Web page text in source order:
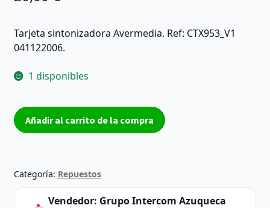
Tarjeta sintonizadora Avermedia. Ref: CTX953_V1
041122006.
1 disponibles
Tarjeta
sintonizadora
-
Avermedia
(Desktop
Añadir al carrito de la compra
Categoría: Repuestos
Vendedor: Grupo Intercom Azuqueca